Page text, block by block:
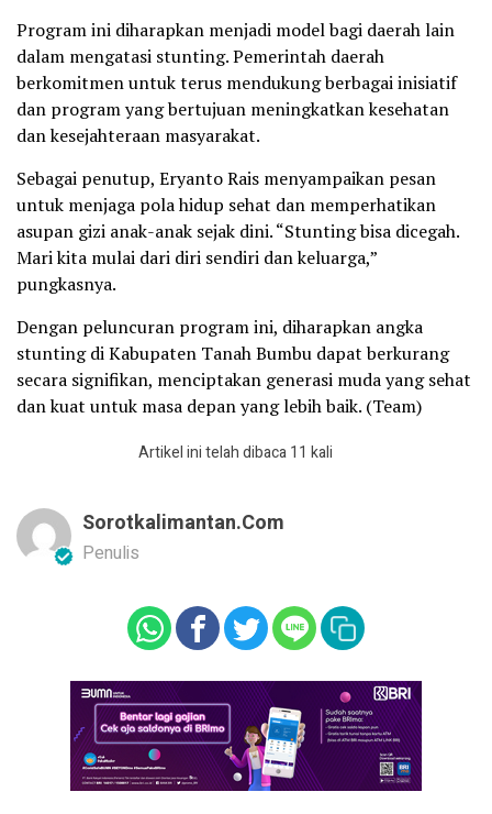
Program ini diharapkan menjadi model bagi daerah lain
dalam mengatasi stunting. Pemerintah daerah
berkomitmen untuk terus mendukung berbagai inisiatif
dan program yang bertujuan meningkatkan kesehatan
dan kesejahteraan masyarakat.
Sebagai penutup, Eryanto Rais menyampaikan pesan
untuk menjaga pola hidup sehat dan memperhatikan
asupan gizi anak-anak sejak dini. “Stunting bisa dicegah.
Mari kita mulai dari diri sendiri dan keluarga,”
pungkasnya.
Dengan peluncuran program ini, diharapkan angka
stunting di Kabupaten Tanah Bumbu dapat berkurang
secara signifikan, menciptakan generasi muda yang sehat
dan kuat untuk masa depan yang lebih baik. (Team)
Artikel ini telah dibaca 11 kali
Sorotkalimantan.com
Penulis